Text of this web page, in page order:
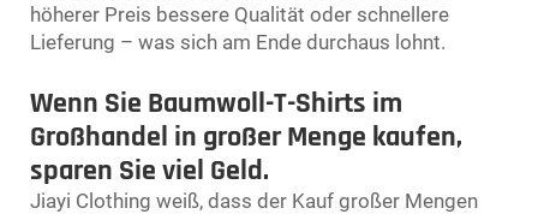
höherer Preis bessere Qualität oder schnellere
Lieferung – was sich am Ende durchaus lohnt.
Wenn Sie Baumwoll-T-Shirts im
Großhandel in großer Menge kaufen,
sparen Sie viel Geld.
Jiayi Clothing weiß, dass der Kauf großer Mengen